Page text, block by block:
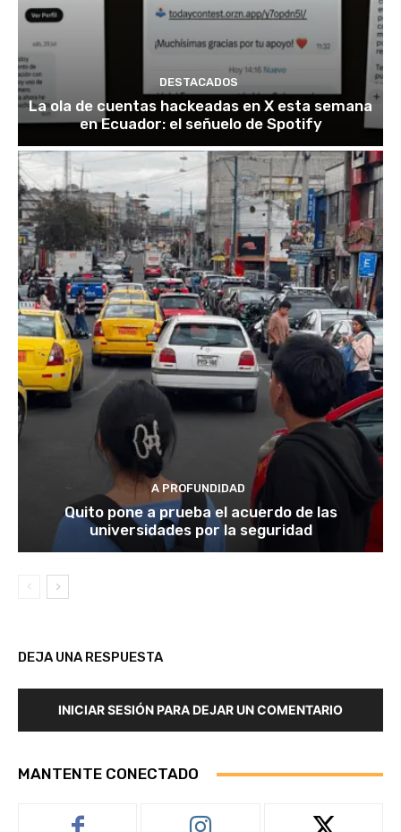
DESTACADOS
La ola de cuentas hackeadas en X esta semana
en Ecuador: el señuelo de Spotify
A PROFUNDIDAD
Quito pone a prueba el acuerdo de las
universidades por la seguridad
DEJA UNA RESPUESTA
INICIAR SESIÓN PARA DEJAR UN COMENTARIO
MANTENTE CONECTADO